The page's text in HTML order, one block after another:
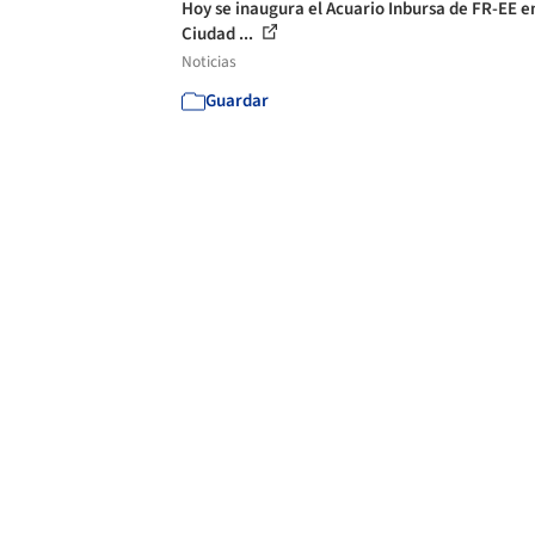
Hoy se inaugura el Acuario Inbursa de FR-EE
Ciudad ...
Noticias
Guardar